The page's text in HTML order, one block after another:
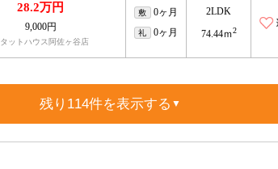
28.2万円
9,000円
タットハウス阿佐ヶ谷店
敷 0ヶ月
礼 0ヶ月
2LDK
74.44ｍ2
残り114件を表示する ▼